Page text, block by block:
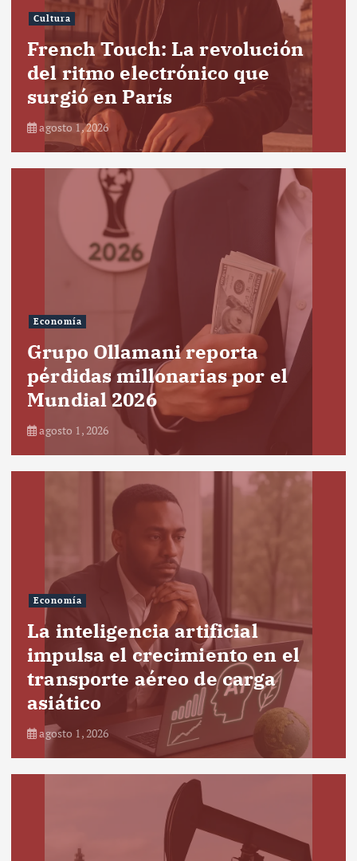
Cultura
French Touch: La revolución
del ritmo electrónico que
surgió en París
agosto 1, 2026
Economía
Grupo Ollamani reporta
pérdidas millonarias por el
Mundial 2026
agosto 1, 2026
Economía
La inteligencia artificial
impulsa el crecimiento en el
transporte aéreo de carga
asiático
agosto 1, 2026